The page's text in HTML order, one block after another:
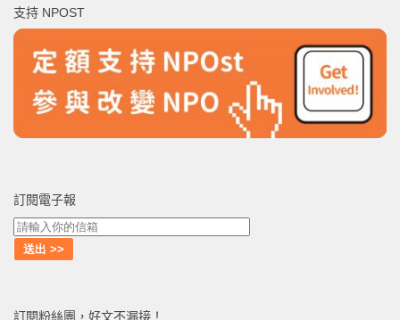
字:
支持 NPOST
訂閱電子報
訂閱粉絲團，好文不漏接！